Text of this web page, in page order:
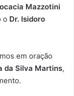
Mazzotini
o Dr. Isidoro
em oração
da Silva Martins,